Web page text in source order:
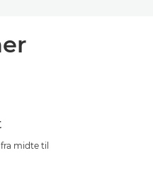
midte til